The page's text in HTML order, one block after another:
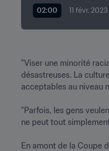
02:00 11 févr. 2023
"Viser une minorité
désastreuses. La
acceptables au niveau
"Parfois, les gens
ne peut tout
En amont de la Coupe